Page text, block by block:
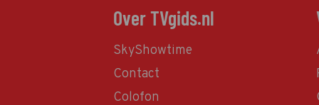
Over TVgids.nl
SkyShowtime
Contact
Colofon